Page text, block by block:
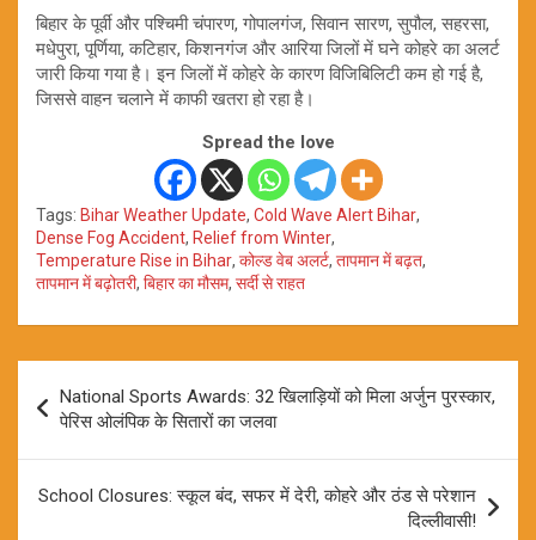
बिहार के पूर्वी और पश्चिमी चंपारण, गोपालगंज, सिवान सारण, सुपौल, सहरसा,
मधेपुरा, पूर्णिया, कटिहार, किशनगंज और आरिया जिलों में घने कोहरे का अलर्ट
जारी किया गया है। इन जिलों में कोहरे के कारण विजिबिलिटी कम हो गई है,
जिससे वाहन चलाने में काफी खतरा हो रहा है।
Spread the love
Tags: Bihar Weather Update, Cold Wave Alert Bihar,
Dense Fog Accident, Relief from Winter,
Temperature Rise in Bihar, कोल्ड वेब अलर्ट, तापमान में बढ़त,
तापमान में बढ़ोतरी, बिहार का मौसम, सर्दी से राहत
navigation
National Sports Awards: 32 खिलाड़ियों को मिला अर्जुन पुरस्कार,
पेरिस ओलंपिक के सितारों का जलवा
School Closures: स्कूल बंद, सफर में देरी, कोहरे और ठंड से परेशान
दिल्लीवासी!